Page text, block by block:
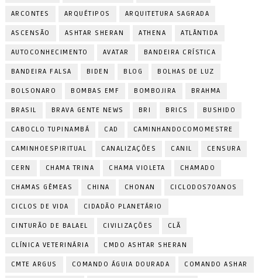
ARCONTES ARQUÉTIPOS ARQUITETURA SAGRADA
ASCENSÃO ASHTAR SHERAN ATHENA ATLÂNTIDA
AUTOCONHECIMENTO AVATAR BANDEIRA CRÍSTICA
BANDEIRA FALSA BIDEN BLOG BOLHAS DE LUZ
BOLSONARO BOMBAS EMF BOMBOJIRA BRAHMA
BRASIL BRAVA GENTE NEWS BRI BRICS BUSHIDO
CABOCLO TUPINAMBÁ CAD CAMINHANDOCOMOMESTRE
CAMINHOESPIRITUAL CANALIZAÇÕES CANIL CENSURA
CERN CHAMA TRINA CHAMA VIOLETA CHAMADO
CHAMAS GÊMEAS CHINA CHONAN CICLODOS70ANOS
CICLOS DE VIDA CIDADÃO PLANETÁRIO
CINTURÃO DE BALAEL CIVILIZAÇÕES CLÃ
CLÍNICA VETERINÁRIA CMDO ASHTAR SHERAN
CMTE ARGUS COMANDO ÁGUIA DOURADA COMANDO ASHAR